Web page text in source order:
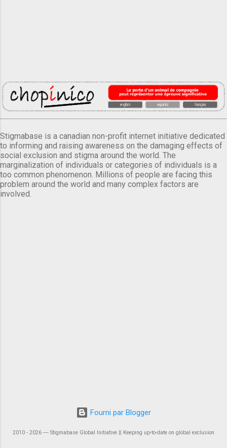
Stigmabase is a canadian non-profit internet initiative dedicated
to informing and raising awareness on the damaging effects of
social exclusion and stigma around the world. The
marginalization of individuals or categories of individuals is a
too common phenomenon. Millions of people are facing this
problem around the world and many complex factors are
involved.
Fourni par Blogger
2010 - 2026 ― Stigmabase Global Initiative || Keeping up-to-date on global exclusion